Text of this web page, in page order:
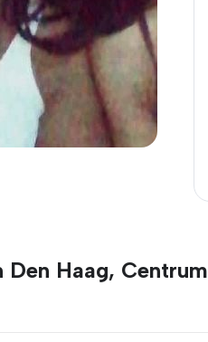
Haag, Centrum